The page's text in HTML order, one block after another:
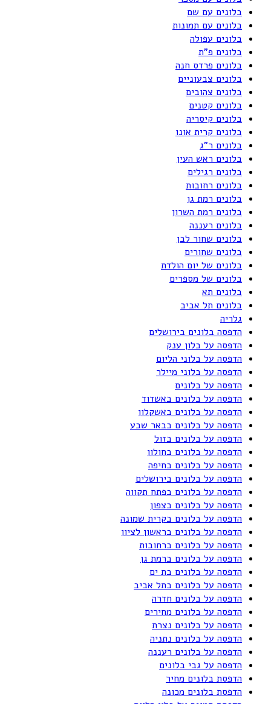
בלונים עם שם
בלונים עם תמונות
בלונים עפולה
בלונים פ"ת
בלונים פרדס חנה
בלונים צבעוניים
בלונים צהובים
בלונים קטנים
בלונים קיסריה
בלונים קרית אונו
בלונים ר"ג
בלונים ראש העין
בלונים רגילים
בלונים רחובות
בלונים רמת גן
בלונים רמת השרון
בלונים רעננה
בלונים שחור לבן
בלונים שחורים
בלונים של יום הולדת
בלונים של מספרים
בלונים תא
בלונים תל אביב
גלריה
הדפסה בלונים בירושלים
הדפסה על בלון ענק
הדפסה על בלוני הליום
הדפסה על בלוני מיילר
הדפסה על בלונים
הדפסה על בלונים באשדוד
הדפסה על בלונים באשקלון
הדפסה על בלונים בבאר שבע
הדפסה על בלונים בזול
הדפסה על בלונים בחולון
הדפסה על בלונים בחיפה
הדפסה על בלונים בירושלים
הדפסה על בלונים בפתח תקווה
הדפסה על בלונים בצפון
הדפסה על בלונים בקרית שמונה
הדפסה על בלונים בראשון לציון
הדפסה על בלונים ברחובות
הדפסה על בלונים ברמת גן
הדפסה על בלונים בת ים
הדפסה על בלונים בתל אביב
הדפסה על בלונים חדרה
הדפסה על בלונים מחירים
הדפסה על בלונים נצרת
הדפסה על בלונים נתניה
הדפסה על בלונים רעננה
הדפסה על גבי בלונים
הדפסת בלונים מחיר
הדפסת בלונים מכונה